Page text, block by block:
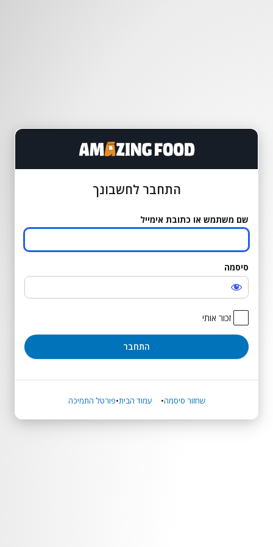
התחבר
התחבר לחשבונך
שם משתמש או כתובת אימייל
סיסמה
זכור אותי
שחזור סיסמה עמוד הבית פורטל התמיכה